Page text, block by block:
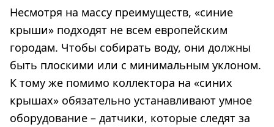
Несмотря на массу преимуществ, «синие
крыши» подходят не всем европейским
городам. Чтобы собирать воду, они должны
быть плоскими или с минимальным уклоном.
К тому же помимо коллектора на «синих
крышах» обязательно устанавливают умное
оборудование – датчики, которые следят за